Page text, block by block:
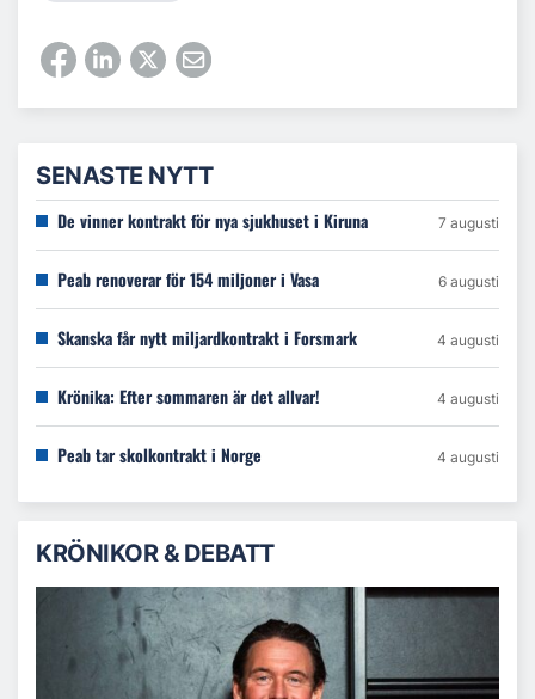
SENASTE NYTT
De vinner kontrakt för nya sjukhuset i Kiruna 7 augusti
Peab renoverar för 154 miljoner i Vasa 6 augusti
Skanska får nytt miljardkontrakt i Forsmark 4 augusti
Krönika: Efter sommaren är det allvar! 4 augusti
Peab tar skolkontrakt i Norge 4 augusti
KRÖNIKOR & DEBATT